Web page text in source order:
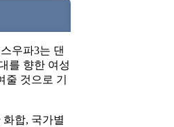
우파3는 댄
를 향한 여성
것으로 기
합, 국가별